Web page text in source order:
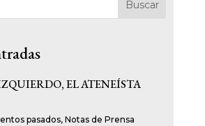
Buscar
EL ATENEÍSTA
pasados, Notas de Prensa